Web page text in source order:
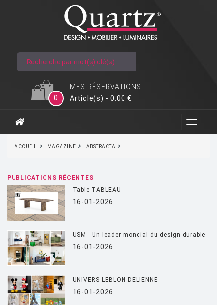
MES RÉSERVATIONS
0
Article(s) - 0.00 €
ACCUEIL MAGAZINE ABSTRACTA
PUBLICATIONS RÉCENTES
Table TABLEAU
16-01-2026
USM - Un leader mondial du design durable
16-01-2026
UNIVERS LEBLON DELIENNE
16-01-2026